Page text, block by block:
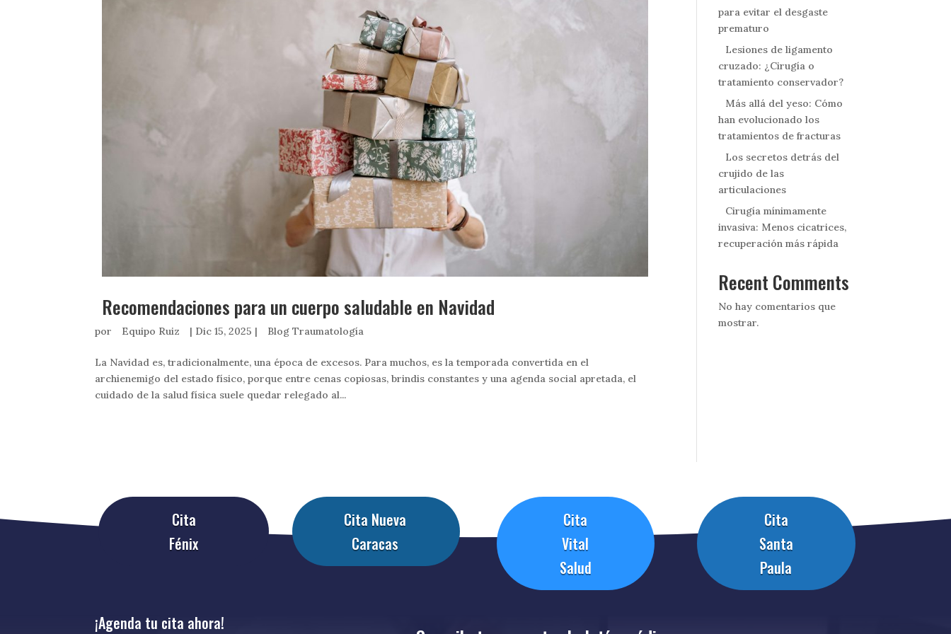
Recomendaciones para un cuerpo saludable en Navidad
por Equipo Ruiz | Dic 15, 2025 | Blog Traumatología
La Navidad es, tradicionalmente, una época de excesos. Para muchos, es la temporada convertida en el
archienemigo del estado físico, porque entre cenas copiosas, brindis constantes y una agenda social apretada, el
cuidado de la salud física suele quedar relegado al...
para evitar el desgaste
prematuro
Lesiones de ligamento
cruzado: ¿Cirugía o
tratamiento conservador?
Más allá del yeso: Cómo
han evolucionado los
tratamientos de fracturas
Los secretos detrás del
crujido de las
articulaciones
Cirugía mínimamente
invasiva: Menos cicatrices,
recuperación más rápida
Recent Comments
No hay comentarios que
mostrar.
Cita
Fénix
Cita Nueva
Caracas
Cita
Vital
Salud
Cita
Santa
Paula
¡Agenda tu cita ahora!